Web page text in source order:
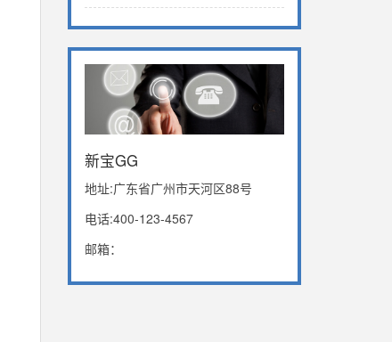
新宝GG
地址:广东省广州市天河区88号
电话:400-123-4567
邮箱：